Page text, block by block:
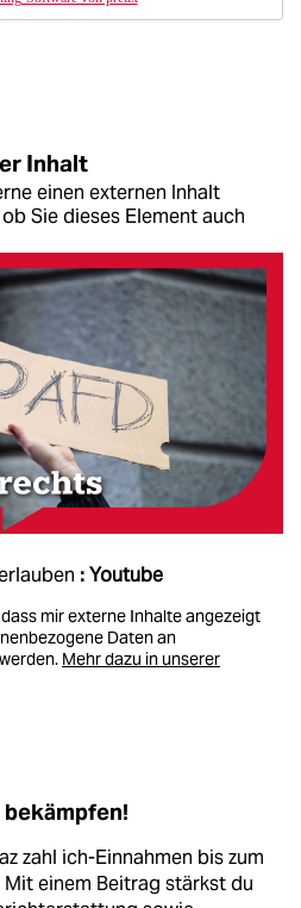
Inhalt
einen externen Inhalt
Sie dieses Element auch
: Youtube
mir externe Inhalte angezeigt
Daten an
Mehr dazu in unserer
zahl ich-Einnahmen bis zum
einem Beitrag stärkst du